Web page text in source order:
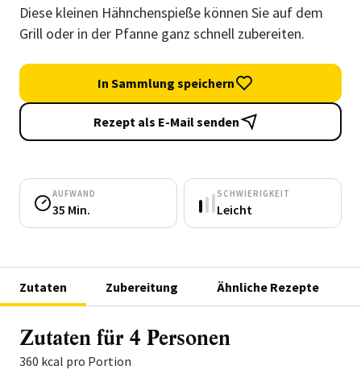
Diese kleinen Hähnchenspieße können Sie auf dem
Grill oder in der Pfanne ganz schnell zubereiten.
In Sammlung speichern
Rezept als E-Mail senden
AUFWAND
35 Min.
SCHWIERIGKEIT
Leicht
Zutaten Zubereitung Ähnliche Rezepte
Zutaten für 4 Personen
360 kcal pro Portion